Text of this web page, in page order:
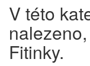
V této
Fitinky.